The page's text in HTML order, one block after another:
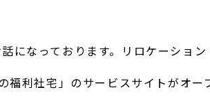
になっております。リロケーション
福利社宅」のサービスサイトがオー